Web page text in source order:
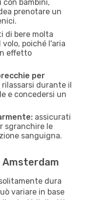
con bambini,
prenotare un
di bere molta
poiché l'aria
effetto
per
durante il
e concedersi un
assicurati
sgranchire le
sanguigna.
Amsterdam
dura
variare in base